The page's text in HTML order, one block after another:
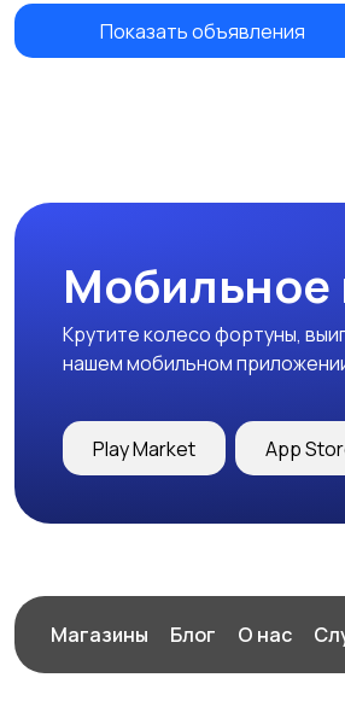
Показать объявления
Мобильное
Крутите колесо фортуны,
нашем мобильном
Play Market App
Магазины Блог О нас